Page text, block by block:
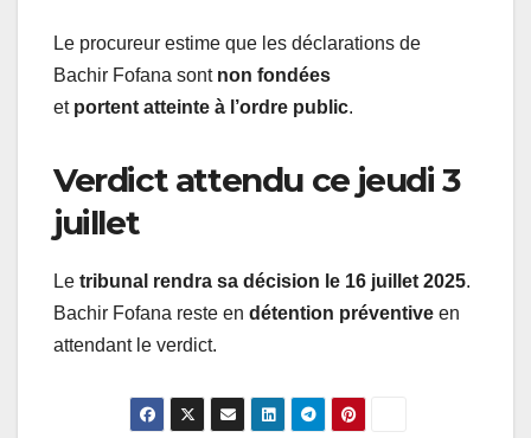
Le procureur estime que les déclarations de
Bachir Fofana sont non fondées
et portent atteinte à l’ordre public.
Verdict attendu ce jeudi 3
juillet
Le tribunal rendra sa décision le 16 juillet 2025.
Bachir Fofana reste en détention préventive en
attendant le verdict.